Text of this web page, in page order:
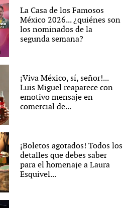
La Casa de los Famosos
México 2026... ¿quiénes son
los nominados de la
segunda semana?
¡Viva México, sí, señor!...
Luis Miguel reaparece con
emotivo mensaje en
comercial de...
¡Boletos agotados! Todos los
detalles que debes saber
para el homenaje a Laura
Esquivel...